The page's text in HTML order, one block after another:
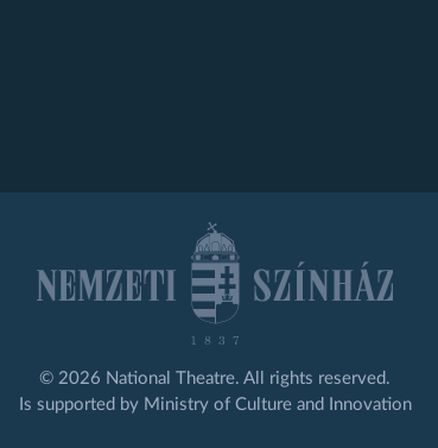
© 2026 National Theatre. All rights reserved.
Is supported by Ministry of Culture and Innovation